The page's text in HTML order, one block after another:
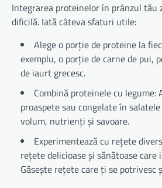
Integrarea proteinelor în prânzul tău
dificilă. Iată câteva sfaturi utile:
Alege o porție de proteine la
exemplu, o porție de carne de pui,
de iaurt grecesc.
Combină proteinele cu legume:
proaspete sau congelate în
volum, nutrienți și savoare.
Experimentează cu rețete
rețete delicioase și sănătoase care
Găsește rețete care ți se potrivesc